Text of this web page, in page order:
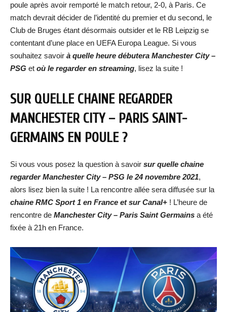
poule après avoir remporté le match retour, 2-0, à Paris. Ce
match devrait décider de l’identité du premier et du second, le
Club de Bruges étant désormais outsider et le RB Leipzig se
contentant d’une place en UEFA Europa League. Si vous
souhaitez savoir à quelle heure débutera Manchester City –
PSG et où le regarder en streaming, lisez la suite !
SUR QUELLE CHAINE REGARDER
MANCHESTER CITY – PARIS SAINT-
GERMAINS EN POULE ?
Si vous vous posez la question à savoir sur quelle chaine
regarderManchester City – PSG le 24 novembre 2021,
alors lisez bien la suite ! La rencontre allée sera diffusée sur la
chaine RMC Sport 1 en France et sur Canal+ ! L’heure de
rencontre de Manchester City – Paris Saint Germains a été
fixée à 21h en France.